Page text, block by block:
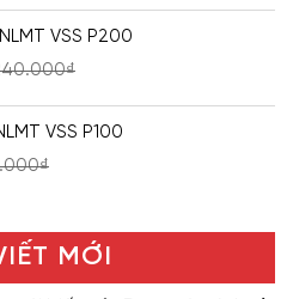
VSS P200
₫
VSS P100
₫
MỚI